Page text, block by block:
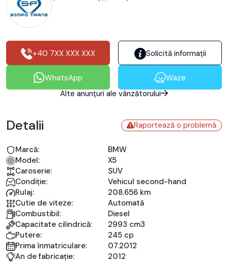
+40 7XX XXX XXX Solicită informații
WhatsApp
Waze
Alte anunțuri ale vânzătorului
Detalii Raportează o problemă
Marcă:
BMW
Model:
X5
Caroserie:
SUV
Condiție:
Vehicul second-hand
Rulaj:
208.656 km
Cutie de viteze:
Automată
Combustibil:
Diesel
Capacitate cilindrică:
2993 cm3
Putere:
245 cp
Prima înmatriculare:
07.2012
An de fabricație:
2012